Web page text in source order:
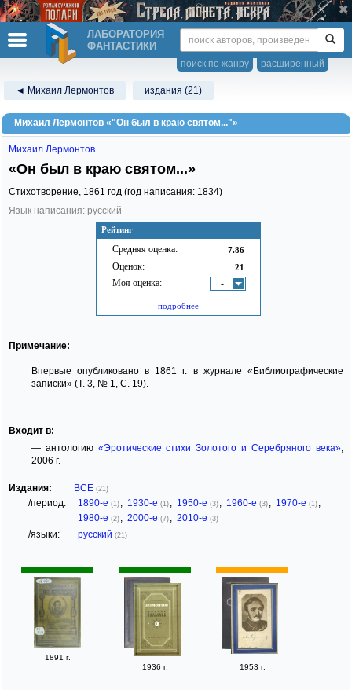
ЛАБОРАТОРИЯ
ФАНТАСТИКИ
расширенный
поиск по жанру
◄ Михаил Лермонтов издания (21)
Михаил Лермонтов «"Он был в краю святом..."»
Рейтинг
Средняя оценка: 7.86
Оценок: 21
Моя оценка: -
подробнее
Михаил Лермонтов
«Он был в краю святом...»
Стихотворение, 1861 год (год написания: 1834)
Язык написания: русский
Примечание:
Впервые опубликовано в 1861 г. в журнале «Библиографические
записки» (Т. 3, № 1, С. 19).
Входит в:
— антологию «Эротические стихи Золотого и Серебряного века»
2006 г.
Издания: ВСЕ (21)
/период: 1890-е (1) 1930-е (1) 1950-е (3) 1960-е (3) 1970-е (1)
1980-е (2) 2000-е (7) 2010-е (3)
/языки: русский (21)
1891 г.
1936 г.
1953 г.